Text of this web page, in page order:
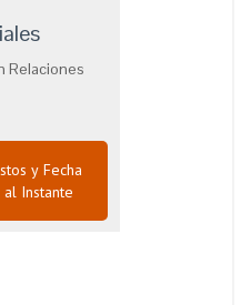
Relaciones
y Fecha
Instante